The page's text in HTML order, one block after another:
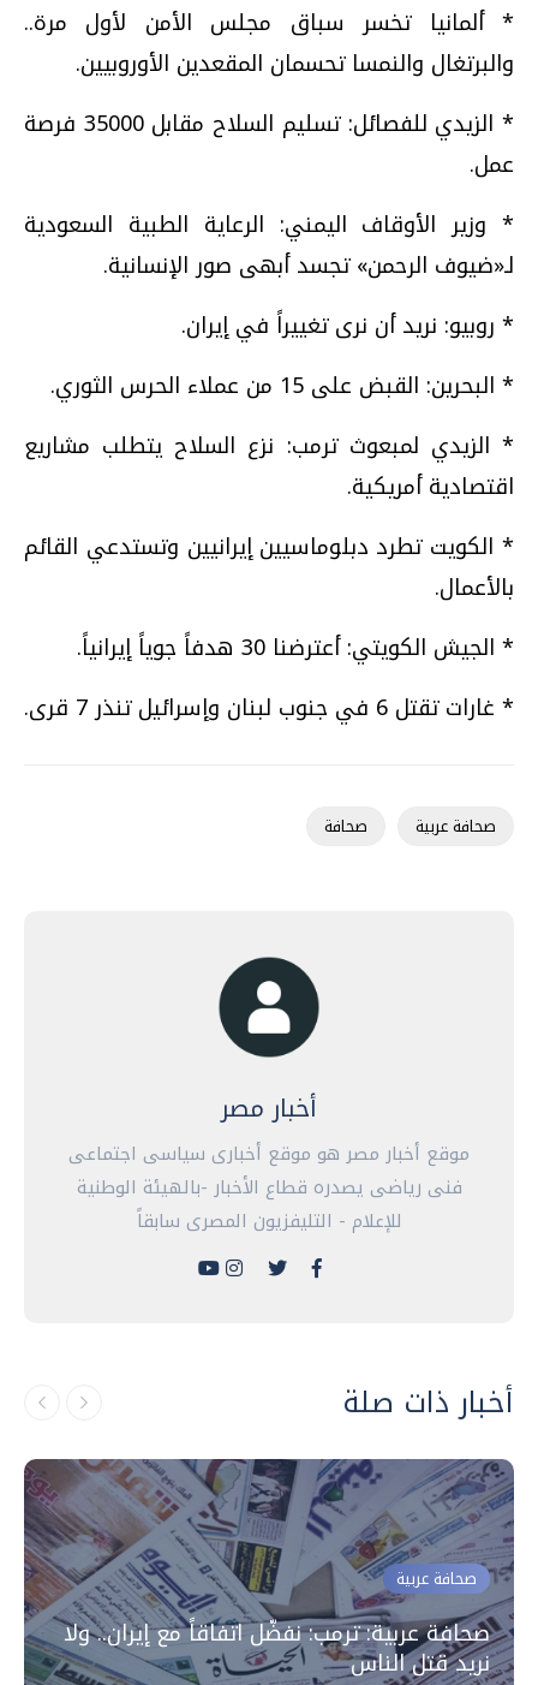
* ألمانيا تخسر سباق مجلس الأمن لأول مرة..
والبرتغال والنمسا تحسمان المقعدين الأوروبيين.
* الزيدي للفصائل: تسليم السلاح مقابل 35000 فرصة
عمل.
* وزير الأوقاف اليمني: الرعاية الطبية السعودية
لـ«ضيوف الرحمن» تجسد أبهى صور الإنسانية.
* روبيو: نريد أن نرى تغييراً في إيران.
* البحرين: القبض على 15 من عملاء الحرس الثوري.
* الزيدي لمبعوث ترمب: نزع السلاح يتطلب مشاريع
اقتصادية أمريكية.
* الكويت تطرد دبلوماسيين إيرانيين وتستدعي القائم
بالأعمال.
* الجيش الكويتي: أعترضنا 30 هدفاً جوياً إيرانياً.
* غارات تقتل 6 في جنوب لبنان وإسرائيل تنذر 7 قرى.
صحافة عربية صحافة
أخبار مصر
موقع أخبار مصر هو موقع أخبارى سياسى اجتماعى
فنى رياضى يصدره قطاع الأخبار -بالهيئة الوطنية
للإعلام - التليفزيون المصرى سابقاً
أخبار ذات صلة
صحافة عربية
صحافة عربية: ترمب: نفضّل اتفاقاً مع إيران.. ولا
نريد قتل الناس